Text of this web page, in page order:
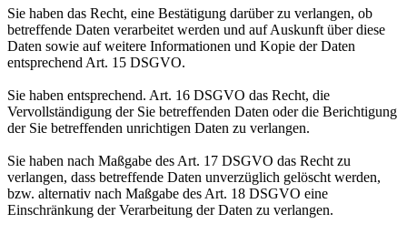
Sie haben das Recht, eine Bestätigung darüber zu verlangen, ob
betreffende Daten verarbeitet werden und auf Auskunft über diese
Daten sowie auf weitere Informationen und Kopie der Daten
entsprechend Art. 15 DSGVO.
Sie haben entsprechend. Art. 16 DSGVO das Recht, die
Vervollständigung der Sie betreffenden Daten oder die Berichtigung
der Sie betreffenden unrichtigen Daten zu verlangen.
Sie haben nach Maßgabe des Art. 17 DSGVO das Recht zu
verlangen, dass betreffende Daten unverzüglich gelöscht werden,
bzw. alternativ nach Maßgabe des Art. 18 DSGVO eine
Einschränkung der Verarbeitung der Daten zu verlangen.